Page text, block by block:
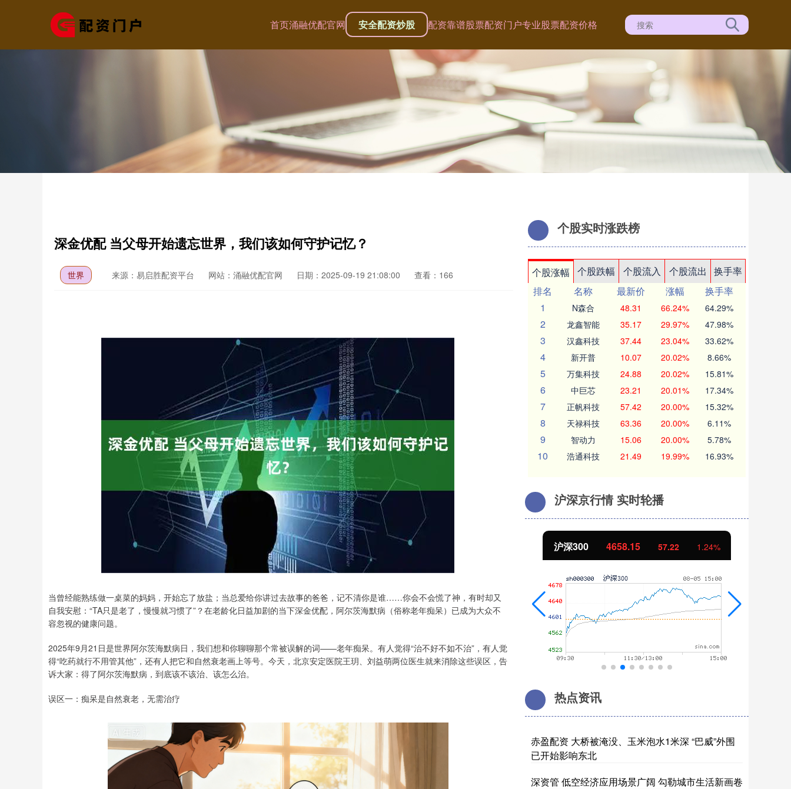
首页涌融优配官网 安全配资炒股 配资靠谱股票配资门户专业股票配资价格
深金优配 当父母开始遗忘世界，我们该如何守护记忆？
世界 来源：易启胜配资平台 网站：涌融优配官网 日期：2025-09-19 21:08:00 查看：166
当曾经能熟练做一桌菜的妈妈，开始忘了放盐；当总爱给你讲过去故事的爸爸，记不清你是谁……你会不会慌了神，有时却又
自我安慰：“TA只是老了，慢慢就习惯了”？在老龄化日益加剧的当下深金优配，阿尔茨海默病（俗称老年痴呆）已成为大众不
容忽视的健康问题。
2025年9月21日是世界阿尔茨海默病日，我们想和你聊聊那个常被误解的词——老年痴呆。有人觉得“治不好不如不治”，有人觉
得“吃药就行不用管其他”，还有人把它和自然衰老画上等号。今天，北京安定医院王玥、刘益萌两位医生就来消除这些误区，告
诉大家：得了阿尔茨海默病，到底该不该治、该怎么治。
误区一：痴呆是自然衰老，无需治疗
个股实时涨跌榜
个股涨幅 个股跌幅 个股流入 个股流出
换手率
排名
名称 最新价 涨幅
换手率
1
N森合 48.31 66.24% 64.29%
2 龙鑫智能 35.17 29.97% 47.98%
3 汉鑫科技 37.44 23.04% 33.62%
4 新开普 10.07 20.02% 8.66%
5 万集科技 24.88 20.02% 15.81%
6 中巨芯 23.21 20.01% 17.34%
7 正帆科技 57.42 20.00% 15.32%
8 天禄科技 63.36 20.00% 6.11%
9 智动力 15.06 20.00% 5.78%
10 浩通科技 21.49 19.99% 16.93%
沪深京行情 实时轮播
深证成指 14144.20 258.49 1.86% 沪深300 4658.15 北证50 1119.46 25.97 2.38%
热点资讯
赤盈配资 大桥被淹没、玉米泡水1米深 “巴威”外围
已开始影响东北
深资管 低空经济应用场景广阔 勾勒城市生活新画卷